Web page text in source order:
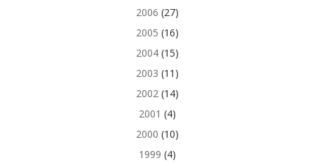
2006 (27)
2005 (16)
2004(15)
2003 (11)
2002(14)
2001 (4)
2000 (10)
1999 (4)